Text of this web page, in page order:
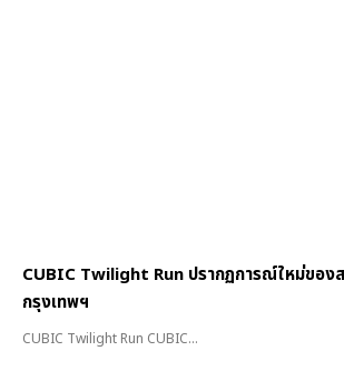
CUBIC Twilight Run ปรากฏการณ์ใหม่ของ
กรุงเทพฯ
CUBIC Twilight Run CUBIC...